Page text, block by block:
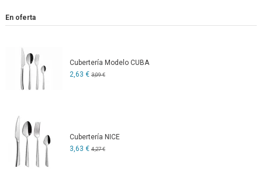
En oferta
Cubertería Modelo CUBA
2,63 € 3,09 €
Cubertería NICE
3,63 € 4,27 €